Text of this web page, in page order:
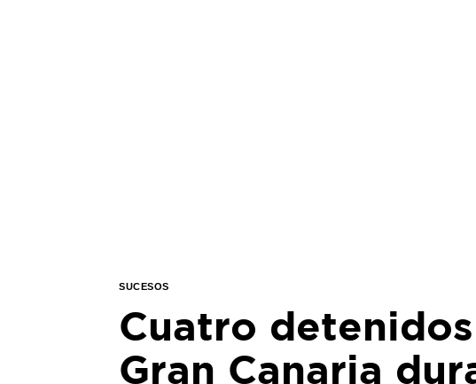
SUCESOS
Cuatro
Gran Canaria